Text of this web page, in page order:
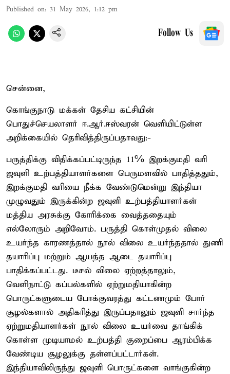
Published on: 31 May 2026, 1:12 pm
Follow Us
சென்னை,
கொங்குநாடு மக்கள் தேசிய கட்சியின்
பொதுச்செயலாளர் ஈ.ஆர்.ஈஸ்வரன் வெளியிட்டுள்ள
அறிக்கையில் தெரிவித்திருப்பதாவது:-
பருத்திக்கு விதிக்கப்பட்டிருந்த 11℅ இறக்குமதி வரி
ஜவுளி உற்பத்தியாளர்களை பெருமளவில் பாதித்ததும்,
இறக்குமதி வரியை நீக்க வேண்டுமென்று இந்தியா
முழுவதும் இருக்கின்ற ஜவுளி உற்பத்தியாளர்கள்
மத்திய அரசுக்கு கோரிக்கை வைத்ததையும்
எல்லோரும் அறிவோம். பருத்தி கொள்முதல் விலை
உயர்ந்த காரணத்தால் நூல் விலை உயர்ந்ததால் துணி
தயாரிப்பு மற்றும் ஆயத்த ஆடை தயாரிப்பு
பாதிக்கப்பட்டது. டீசல் விலை ஏற்றத்தாலும்,
வெளிநாட்டு கப்பல்களில் ஏற்றுமதியாகின்ற
பொருட்களுடைய போக்குவரத்து கட்டணமும் போர்
சூழல்களால் அதிகரித்து இருப்பதாலும் ஜவுளி சார்ந்த
ஏற்றுமதியாளர்கள் நூல் விலை உயர்வை தாங்கிக்
கொள்ள முடியாமல் உற்பத்தி குறைப்பை ஆரம்பிக்க
வேண்டிய சூழலுக்கு தள்ளப்பட்டார்கள்.
இந்தியாவிலிருந்து ஜவுளி பொருட்களை வாங்குகின்ற